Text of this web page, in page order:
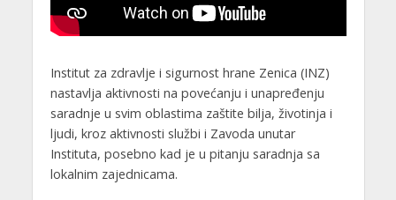
Institut za zdravlje i sigurnost hrane Zenica (INZ)
nastavlja aktivnosti na povećanju i unapređenju
saradnje u svim oblastima zaštite bilja, životinja i
ljudi, kroz aktivnosti službi i Zavoda unutar
Instituta, posebno kad je u pitanju saradnja sa
lokalnim zajednicama.